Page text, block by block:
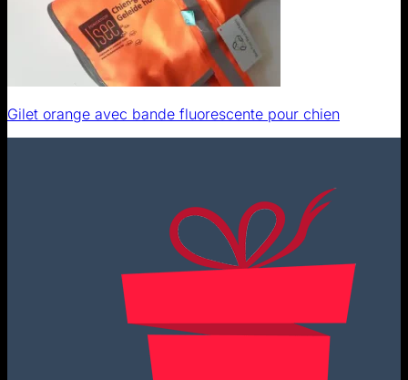
Gilet orange avec bande fluorescente pour chien